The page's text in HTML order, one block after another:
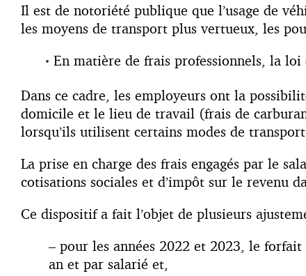
Il est de notoriété publique que l’usage de
les moyens de transport plus vertueux, les
En matière de frais professionnels, la
Dans ce cadre, les employeurs ont la
domicile et le lieu de travail (frais de
lorsqu’ils utilisent certains modes de
La prise en charge des frais engagés par le
cotisations sociales et d’impôt sur le revenu
Ce dispositif a fait l’objet de plusieurs
– pour les années 2022 et 2023, le
an et par salarié et,